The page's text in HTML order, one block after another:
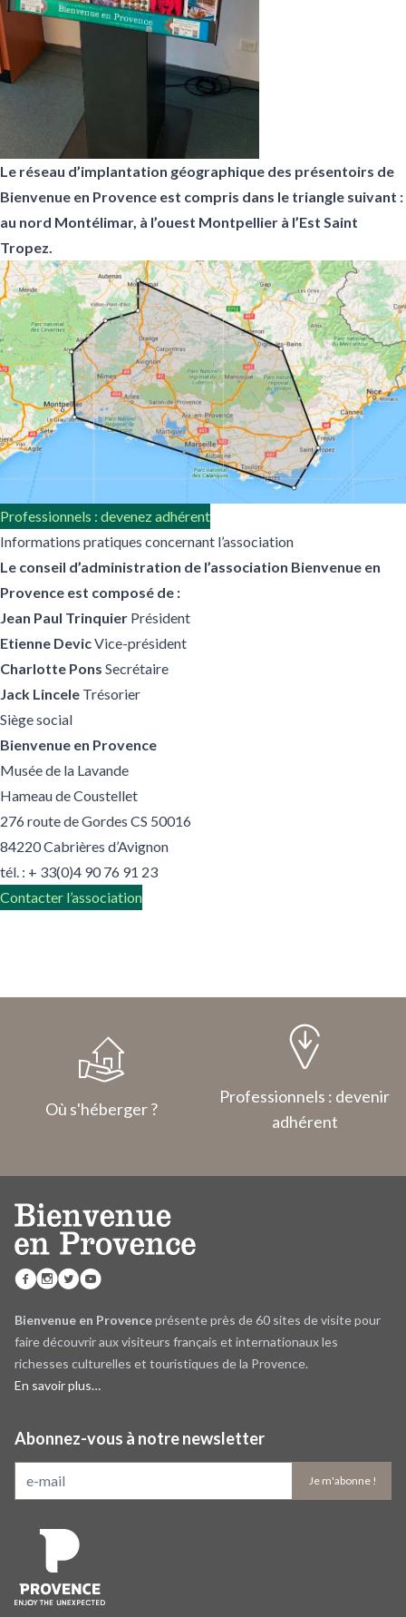
Le réseau d’implantation géographique des présentoirs de
Bienvenue en Provence est compris dans le triangle suivant :
au nord Montélimar, à l’ouest Montpellier à l’Est Saint
Tropez.
Professionnels : devenez adhérent
Informations pratiques concernant l’association
Le conseil d’administration de l’association Bienvenue en
Provence est composé de :
Jean Paul Trinquier Président
Etienne DevicVice-président
Charlotte Pons Secrétaire
Jack Lincele Trésorier
Siège social
Bienvenue en Provence
Musée de la Lavande
Hameau de Coustellet
276 route de Gordes CS 50016
84220 Cabrières d’Avignon
tél. : + 33(0)4 90 76 91 23
Contacter l’association
Où s'héberger ?
Professionnels : devenir
adhérent
Bienvenue en Provenceprésente près de 60 sites de visite pour
faire découvrir aux visiteurs français et internationaux les
richesses culturelles et touristiques de la Provence.
En savoir plus…
Abonnez-vous à notre newsletter